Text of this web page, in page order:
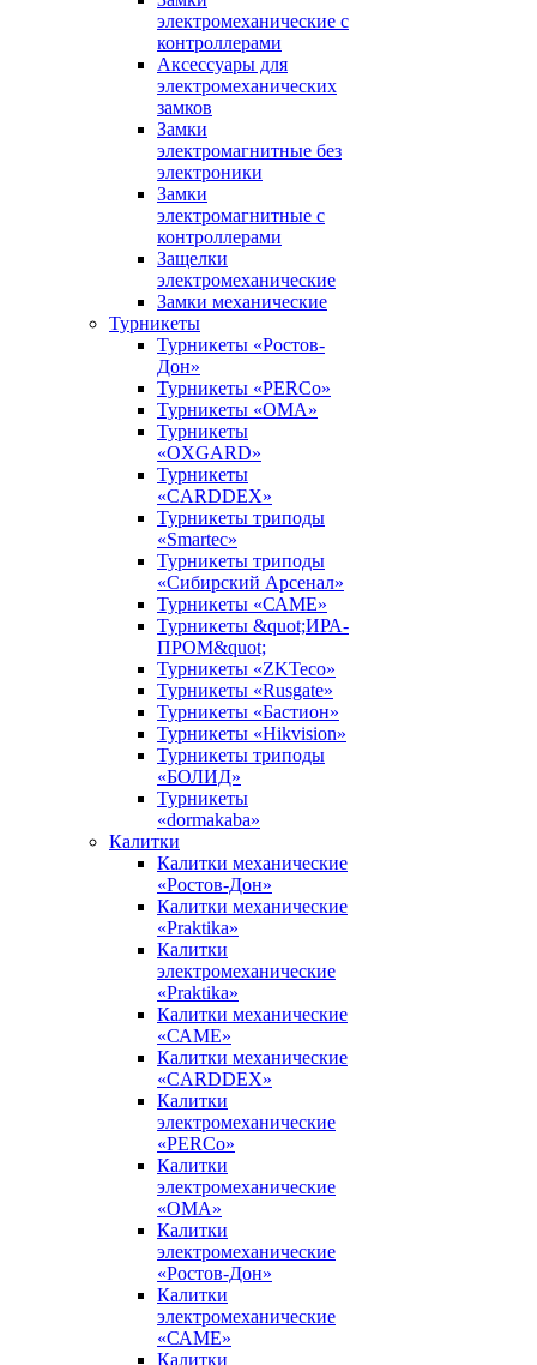
электромеханические с
контроллерами
Аксессуары для
электромеханических
замков
Замки
электромагнитные без
электроники
Замки
электромагнитные с
контроллерами
Защелки
электромеханические
Замки механические
Турникеты
Турникеты «Ростов-
Дон»
Турникеты «PERCo»
Турникеты «ОМА»
Турникеты
«OXGARD»
Турникеты
«CARDDEX»
Турникеты триподы
«Smartec»
Турникеты триподы
«Сибирский Арсенал»
Турникеты «САМЕ»
Турникеты &quot;ИРА-
ПРОМ&quot;
Турникеты «ZKTeco»
Турникеты «Rusgate»
Турникеты «Бастион»
Турникеты «Hikvision»
Турникеты триподы
«БОЛИД»
Турникеты
«dormakaba»
Калитки
Калитки механические
«Ростов-Дон»
Калитки механические
«Praktika»
Калитки
электромеханические
«Praktika»
Калитки механические
«САМЕ»
Калитки механические
«CARDDEX»
Калитки
электромеханические
«PERCo»
Калитки
электромеханические
«ОМА»
Калитки
электромеханические
«Ростов-Дон»
Калитки
электромеханические
«САМЕ»
Калитки